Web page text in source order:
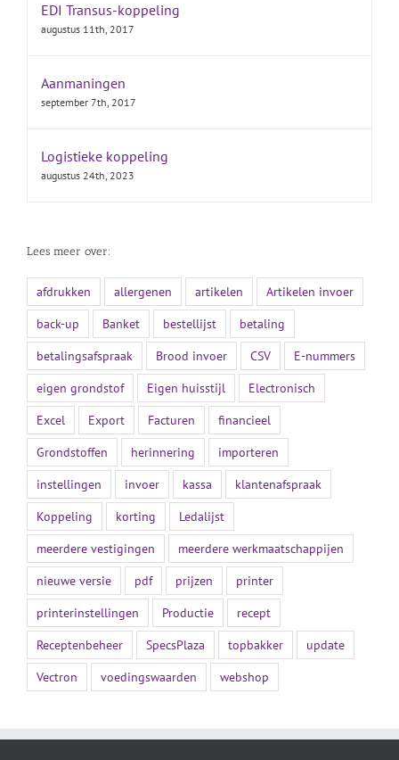
EDI Transus-koppeling
augustus 11th, 2017
Aanmaningen
september 7th, 2017
Logistieke koppeling
augustus 24th, 2023
Lees meer over:
afdrukken allergenen artikelen
Artikelen invoer
back-up
Banket bestellijst
betaling
betalingsafspraak
Brood invoer CSV
E-nummers
eigen grondstof
Eigen huisstijl
Electronisch
Excel
Export Facturen
financieel
Grondstoffen
herinnering
importeren
instellingen
invoer kassa
klantenafspraak
Koppeling
korting
Ledalijst
meerdere vestigingen
meerdere werkmaatschappijen
nieuwe versie
pdf prijzen
printer
printerinstellingen
Productie
recept
Receptenbeheer
SpecsPlaza topbakker
update
Vectron
voedingswaarden webshop